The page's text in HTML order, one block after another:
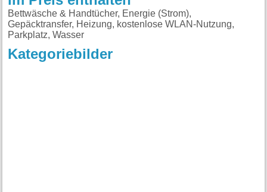
Bettwäsche & Handtücher, Energie (Strom),
Gepäcktransfer, Heizung, kostenlose WLAN-Nutzung,
Parkplatz, Wasser
Kategoriebilder